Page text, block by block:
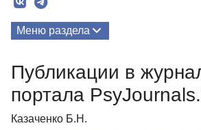
Меню раздела
Публикации в
портала
Казаченко Б.Н.